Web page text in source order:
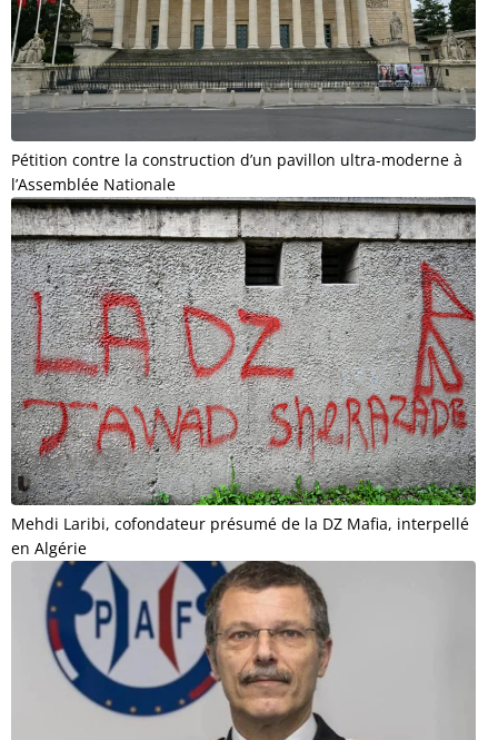
Pétition contre la construction d’un pavillon ultra-moderne à
l’Assemblée Nationale
Mehdi Laribi, cofondateur présumé de la DZ Mafia, interpellé
en Algérie